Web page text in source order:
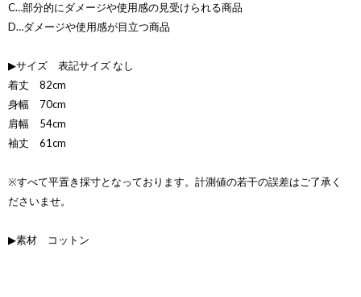
C…部分的にダメージや使用感の見受けられる商品
D…ダメージや使用感が目立つ商品
▶サイズ 表記サイズ なし
着丈 82cm
身幅 70cm
肩幅 54cm
袖丈 61cm
※すべて平置き採寸となっております。計測値の若干の誤差はご了承く
ださいませ。
▶素材 コットン